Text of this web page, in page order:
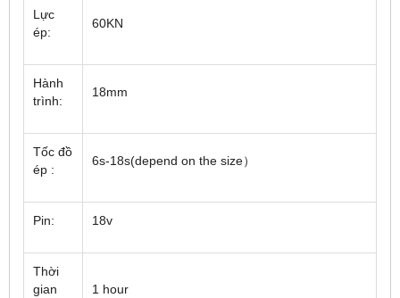
Lực
ép:
60KN
Hành
trình:
18mm
Tốc đồ
ép :
6s-18s(depend on the size）
Pin: 18v
Thời
gian
1 hour